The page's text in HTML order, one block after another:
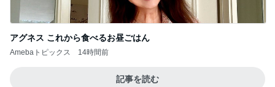
アグネス 運転に必須のサングラス
Amebaトピックス 1日前
Amebaトピックス 2日前